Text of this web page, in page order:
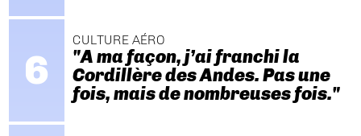
CULTURE AÉRO
"A ma façon, j’ai franchi la
Cordillère des Andes. Pas une
fois, mais de nombreuses fois."